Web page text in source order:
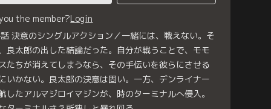
the member?Login
決意のシングルアクション／一緒には、戦えない。そ
良太郎の出した結論だった。自分が戦うことで、モモ
たちが消えてしまうなら、その手伝いを彼らにさせる
いかない。良太郎の決意は固い。一方、デンライナー
したアルマジロイマジンが、時のターミナルへ侵入。